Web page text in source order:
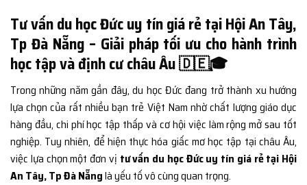
Tư vấn du học Đức uy tín giá rẻ tại Hội An Tây,
Tp Đà Nẵng – Giải pháp tối ưu cho hành trình
học tập và định cư châu Âu 🇩🇪🎓
Trong những năm gần đây, du học Đức đang trở thành xu hướng
lựa chọn của rất nhiều bạn trẻ Việt Nam nhờ chất lượng giáo dục
hàng đầu, chi phí học tập thấp và cơ hội việc làm rộng mở sau tốt
nghiệp. Tuy nhiên, để hiện thực hóa giấc mơ học tập tại châu Âu,
việc lựa chọn một đơn vị tư vấn du học Đức uy tín giá rẻ tại Hội
An Tây, Tp Đà Nẵnglà yếu tố vô cùng quan trọng.